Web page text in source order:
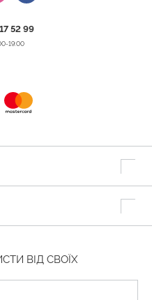
52 99
19:00
ВІД СВОЇХ